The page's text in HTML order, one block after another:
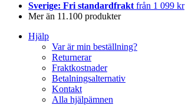
Sverige: Fri standardfrakt från 1 099 kr
Mer än 11.100 produkter
Hjälp
Var är min beställning?
Returnerar
Fraktkostnader
Betalningsalternativ
Kontakt
Alla hjälpämnen